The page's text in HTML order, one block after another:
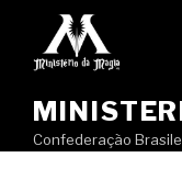
Confederação